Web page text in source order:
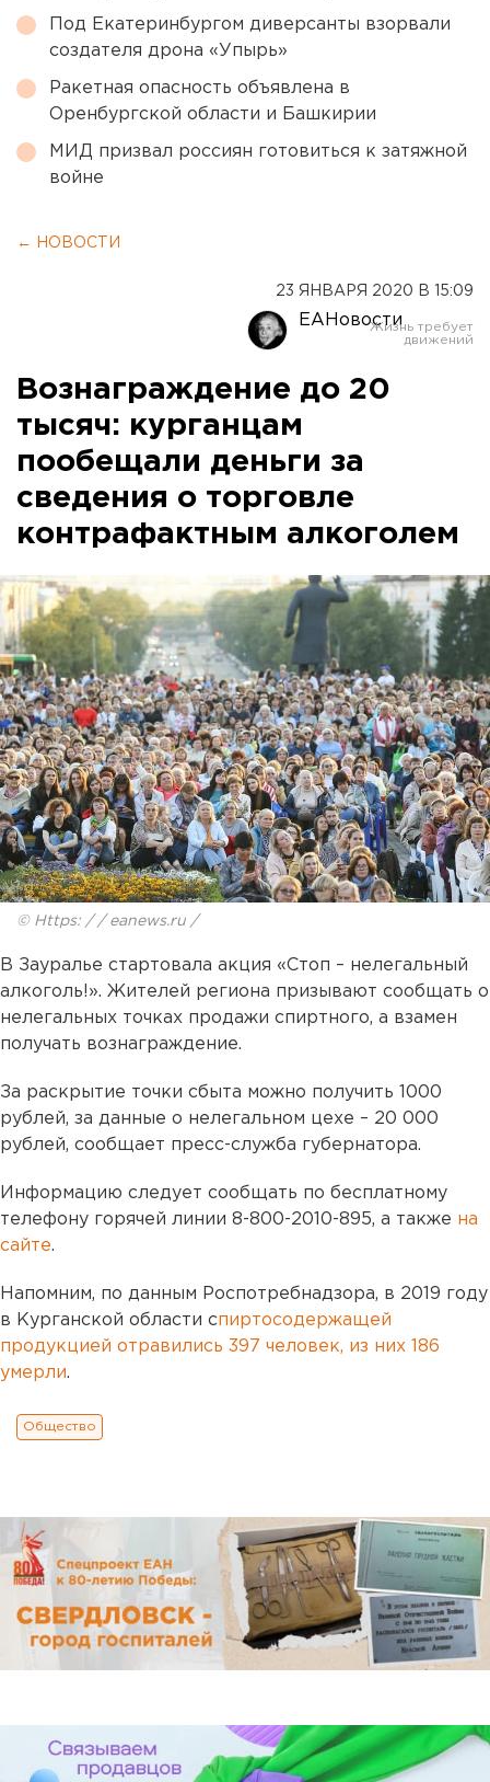
Под Екатеринбургом диверсанты взорвали
создателя дрона «Упырь»
Ракетная опасность объявлена в
Оренбургской области и Башкирии
МИД призвал россиян готовиться к затяжной
войне
← НОВОСТИ
23 ЯНВАРЯ 2020 В 15:09
ЕАНовости
Вознаграждение до 20
тысяч: курганцам
пообещали деньги за
сведения о торговле
контрафактным алкоголем
© Https: / / eanews.ru /
В Зауралье стартовала акция «Стоп – нелегальный
алкоголь!». Жителей региона призывают сообщать о
нелегальных точках продажи спиртного, а взамен
получать вознаграждение.
За раскрытие точки сбыта можно получить 1000
рублей, за данные о нелегальном цехе – 20 000
рублей, сообщает пресс-служба губернатора.
Информацию следует сообщать по бесплатному
телефону горячей линии 8-800-2010-895, а также на
сайте.
Напомним, по данным Роспотребнадзора, в 2019 году
в Курганской области спиртосодержащей
продукцией отравились 397 человек, из них 186
умерли.
Общество